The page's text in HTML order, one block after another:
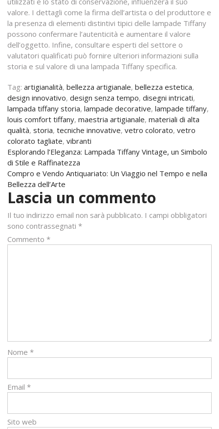
valore. I dettagli come la firma dell’artista o del produttore e
la presenza di elementi distintivi tipici delle lampade Tiffany
possono confermare l’autenticità e aumentare il valore
dell’oggetto. Infine, consultare esperti del settore o
valutatori qualificati può fornire ulteriori informazioni sulla
storia e sul valore di una lampada Tiffany specifica.
Tag: artigianalità, bellezza artigianale, bellezza estetica,
design innovativo, design senza tempo, disegni intricati,
lampada tiffany storia, lampade decorative, lampade tiffany,
louis comfort tiffany, maestria artigianale, materiali di alta
qualità, storia, tecniche innovative, vetro colorato, vetro
colorato tagliate, vibranti
Navigazione
articoli
Esplorando l’Eleganza: Lampada Tiffany Vintage, un Simbolo
di Stile e Raffinatezza
Compro e Vendo Antiquariato: Un Viaggio nel Tempo e nella
Bellezza dell’Arte
Lascia un commento
Il tuo indirizzo email non sarà pubblicato. I campi obbligatori
sono contrassegnati *
Commento *
Nome *
Email *
Sito web